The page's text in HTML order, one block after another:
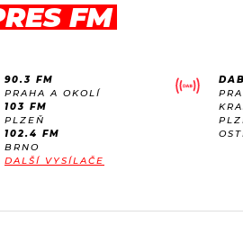
FM
90.3 FM
PRAHA A OKOLÍ
103 FM
PLZEŇ
102.4 FM
BRNO
DALŠÍ VYSÍLAČE
DAB